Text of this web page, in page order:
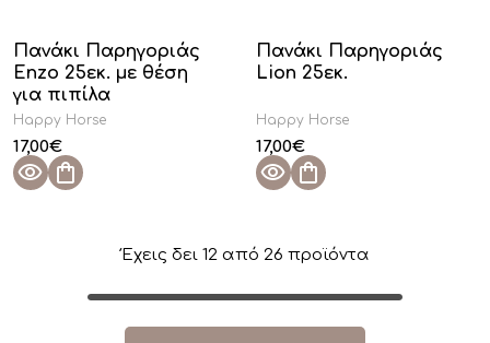
Πανάκι Παρηγοριάς
Enzo 25εκ. με θέση
για πιπίλα
Happy Horse
17,00€
Πανάκι Παρηγοριάς
Lion 25εκ.
Happy Horse
17,00€
Έχεις δει 12από 26 προϊόντα